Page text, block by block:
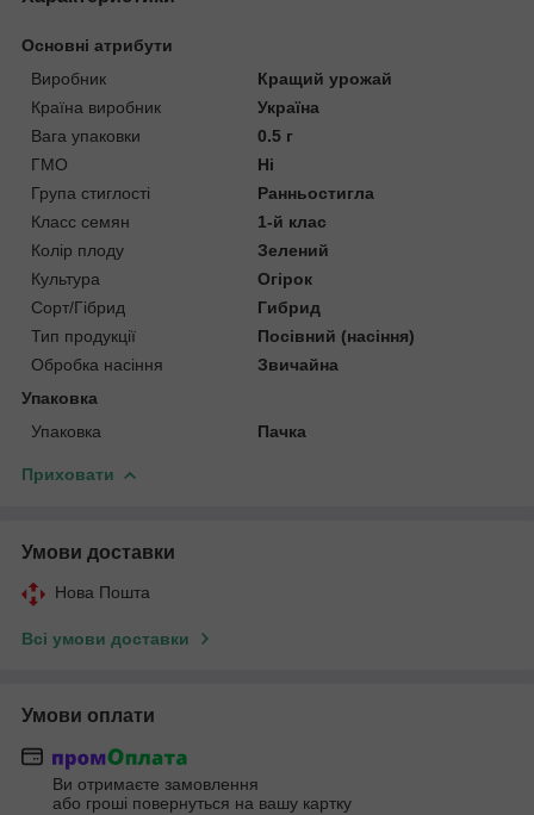
Основні атрибути
Виробник
Кращий урожай
Країна виробник
Україна
Вага упаковки
0.5 г
ГМО
Ні
Група стиглості
Ранньостигла
Класс семян
1-й клас
Колір плоду
Зелений
Культура
Огірок
Сорт/Гібрид
Гибрид
Тип продукції
Посівний (насіння)
Обробка насіння
Звичайна
Упаковка
Упаковка
Пачка
Приховати
Умови доставки
Нова Пошта
Всі умови доставки
Умови оплати
Ви отримаєте замовлення
або гроші повернуться на вашу картку